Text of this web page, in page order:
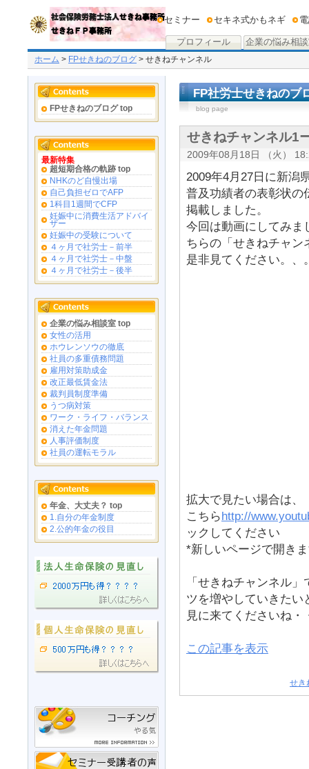
プロフィール 企業の悩み相
セミナー セキネ式かもネギ
ホーム > FPせきねのブログ > せきねチャンネル
FPせきねのブログ top
最新特集
超短期合格の軌跡 top
NHKのど自慢出場
自己負担ゼロでAFP
1科目1週間でCFP
妊娠中に消費生活アドバイ
ザー
妊娠中の受験について
４ヶ月で社労士－前半
４ヶ月で社労士－中盤
４ヶ月で社労士－後半
企業の悩み相談室 top
女性の活用
ホウレンソウの徹底
社員の多重債務問題
雇用対策助成金
改正最低賃金法
裁判員制度準備
うつ病対策
ワーク・ライフ・バランス
消えた年金問題
人事評価制度
社員の運転モラル
年金、大丈夫？ top
1.自分の年金制度
2.公的年金の役目
FP社労士せきねのブ
blog page
せきねチャンネル1
2009年08月18日 （火）
2009年4月27日に新潟
普及功績者の表彰状の
掲載しました。
今回は動画にしてみま
ちらの「せきねチャン
是非見てください。、
拡大で見たい場合は、
こちらhttp://
ックしてください
*新しいページで開き
「せきねチャンネル
ツを増やしていきたい
見に来てくださいね・
この記事を表示
せき